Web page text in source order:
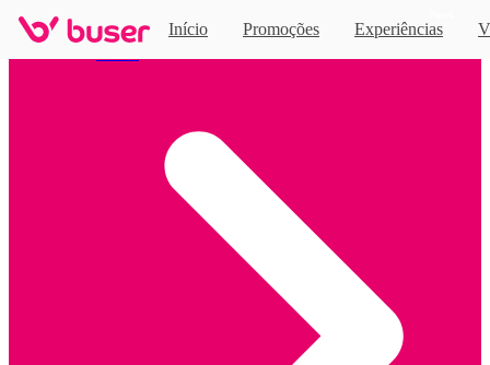
Início Promoções Experiências